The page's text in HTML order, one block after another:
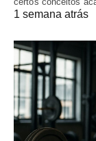
1 semana atrás